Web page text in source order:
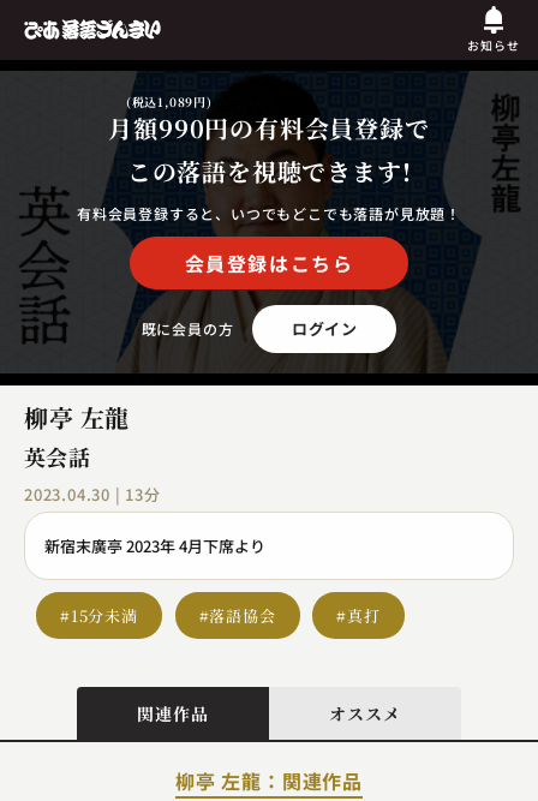
お知らせ
月額990円
(税込1,089円)
の有料会員登録で
この落語を視聴できます!
有料会員登録すると、いつでもどこでも落語が見放題！
会員登録はこちら
既に会員の方 ログイン
柳亭 左龍
英会話
2023.04.30 | 13分
新宿末廣亭 2023年 4月下席より
#15分未満 #落語協会 #真打
関連作品 オススメ
柳亭 左龍：関連作品